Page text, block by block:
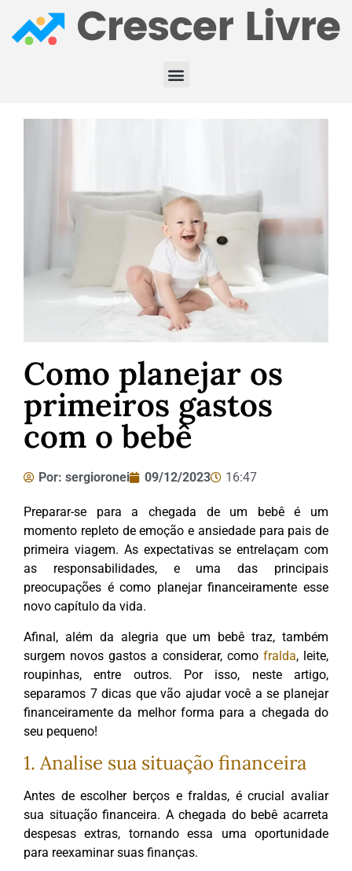
Como planejar os
primeiros gastos
com o bebê
Por: sergioronei 09/12/2023 16:47
Preparar-se para a chegada de um bebê é um
momento repleto de emoção e ansiedade para pais de
primeira viagem. As expectativas se entrelaçam com
as responsabilidades, e uma das principais
preocupações é como planejar financeiramente esse
novo capítulo da vida.
Afinal, além da alegria que um bebê traz, também
surgem novos gastos a considerar, como fralda, leite,
roupinhas, entre outros. Por isso, neste artigo,
separamos 7 dicas que vão ajudar você a se planejar
financeiramente da melhor forma para a chegada do
seu pequeno!
1. Analise sua situação financeira
Antes de escolher berços e fraldas, é crucial avaliar
sua situação financeira. A chegada do bebê acarreta
despesas extras, tornando essa uma oportunidade
para reexaminar suas finanças.